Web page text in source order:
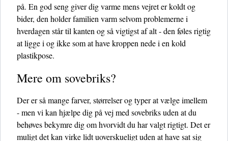
på. En god seng giver dig varme mens vejret er koldt og
bider, den holder familien varm selvom problemerne i
hverdagen står til kanten og så vigtigst af alt - den føles rigtig
at ligge i og ikke som at have kroppen nede i en kold
plastikpose.
Mere om sovebriks?
Der er så mange farver, størrelser og typer at vælge imellem
- men vi kan hjælpe dig på vej med sovebriks uden at du
behøves bekymre dig om hvorvidt du har valgt rigtigt. Det er
muligt det kan virke lidt uoverskueligt uden at have sat sig